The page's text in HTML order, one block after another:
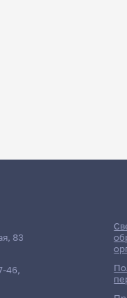
83
46,